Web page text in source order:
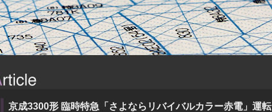
京成3300形 臨時特急「さよならリバイバルカラー赤電」運転